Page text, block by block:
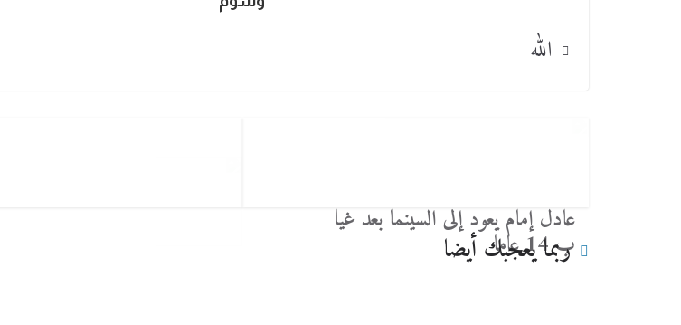
الله
عادل إمام يعود إلى السينما بعد غيا
ب 14 عاما
ربما يعجبك أيضا